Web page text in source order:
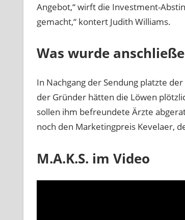
Angebot,“ wirft die Investment-
gemacht,“ kontert Judith Williams.
Was wurde
In Nachgang der Sendung platzte
der Gründer hätten die Löwen
sollen ihm befreundete Ärzte
noch den Marketingpreis Kevelaer,
M.A.K.S. im Video